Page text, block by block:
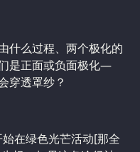
什么过程、两个极化的
是正面或负面极化—
穿透罩纱？
在绿色光芒活动[那全